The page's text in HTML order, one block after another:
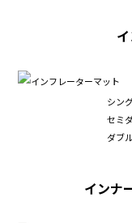
シン
セミ
ダブ
インナ